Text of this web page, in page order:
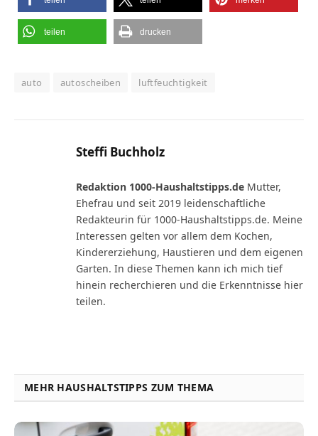
teilen drucken
auto autoscheiben luftfeuchtigkeit
Steffi Buchholz
Redaktion 1000-Haushaltstipps.de Mutter,
Ehefrau und seit 2019 leidenschaftliche
Redakteurin für 1000-Haushaltstipps.de. Meine
Interessen gelten vor allem dem Kochen,
Kindererziehung, Haustieren und dem eigenen
Garten. In diese Themen kann ich mich tief
hinein recherchieren und die Erkenntnisse hier
teilen.
MEHR HAUSHALTSTIPPS ZUM THEMA